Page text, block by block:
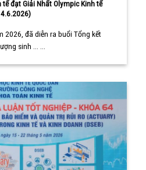
tế đạt Giải Nhất Olympic Kinh tế
2026, đã diễn ra buổi Tổng kết
sinh ... ...